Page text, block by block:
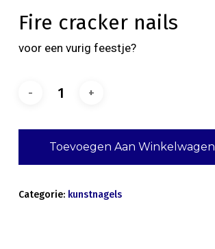
was:
€ 12,00.
is:
€ 11,00.
Fire cracker nails
voor een vurig feestje?
Toevoegen Aan Winkelwagen
Categorie: kunstnagels